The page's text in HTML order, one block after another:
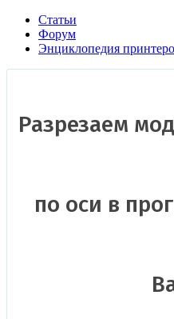
Статьи
Форум
Энциклопедия
Разрезаем
по оси в